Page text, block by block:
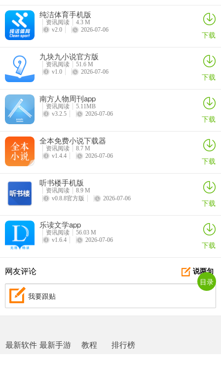
容，点击诗文页面的背按钮，背诵有1-5级难度，选难度5可整诗语音
背诵。
答：一要结合注释，了解创作背景；二要明确意象象征意义；三要了
解诗人生平；四要善于发现诗眼；五要利用诗歌结构理解内容。
纯洁体育手机版
资讯阅读
4.3 M
v2.0
2026-07-06 下载
九块九小说官方版
资讯阅读
51.6 M
v1.0
2026-07-06 下载
南方人物周刊app
资讯阅读
5.11MB
v3.2.5
2026-07-06 下载
全本免费小说下载器
资讯阅读
8.7 M
v1.4.4
2026-07-06 下载
听书楼手机版
资讯阅读
8.9 M
v0.8.8官方版
2026-07-06 下载
乐读文学app
资讯阅读
56.03 M
v1.6.4
2026-07-06 下载
说两句
网友评论
我要跟贴
最新软件 最新手游 教程 排行榜
目录